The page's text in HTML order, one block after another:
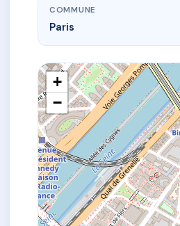
COMMUNE
Paris
+
−